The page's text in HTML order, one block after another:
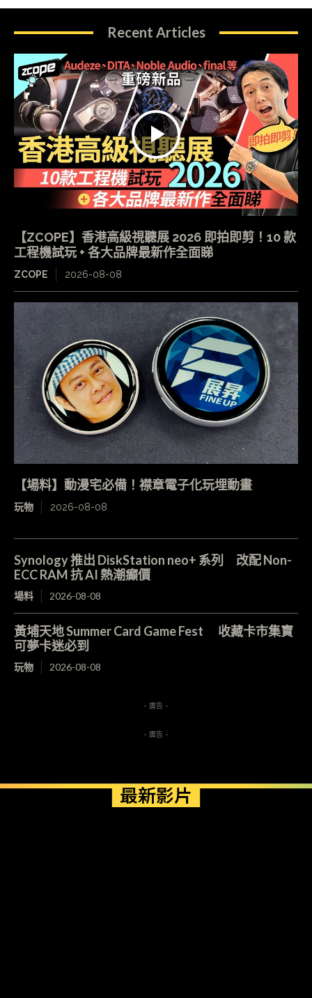
Recent Articles
【ZCOPE】香港高級視聽展 2026 即拍即剪！10 款
工程機試玩 + 各大品牌最新作全面睇
ZCOPE 2026-08-08
【場料】動漫宅必備！襟章電子化玩埋動畫
玩物 2026-08-08
Synology 推出 DiskStation neo+ 系列 改配 Non-
ECC RAM 抗 AI 熱潮癲價
場料 2026-08-08
黃埔天地 Summer Card Game Fest 收藏卡市集寶
可夢卡迷必到
玩物 2026-08-08
- 廣告 -
- 廣告 -
最新影片